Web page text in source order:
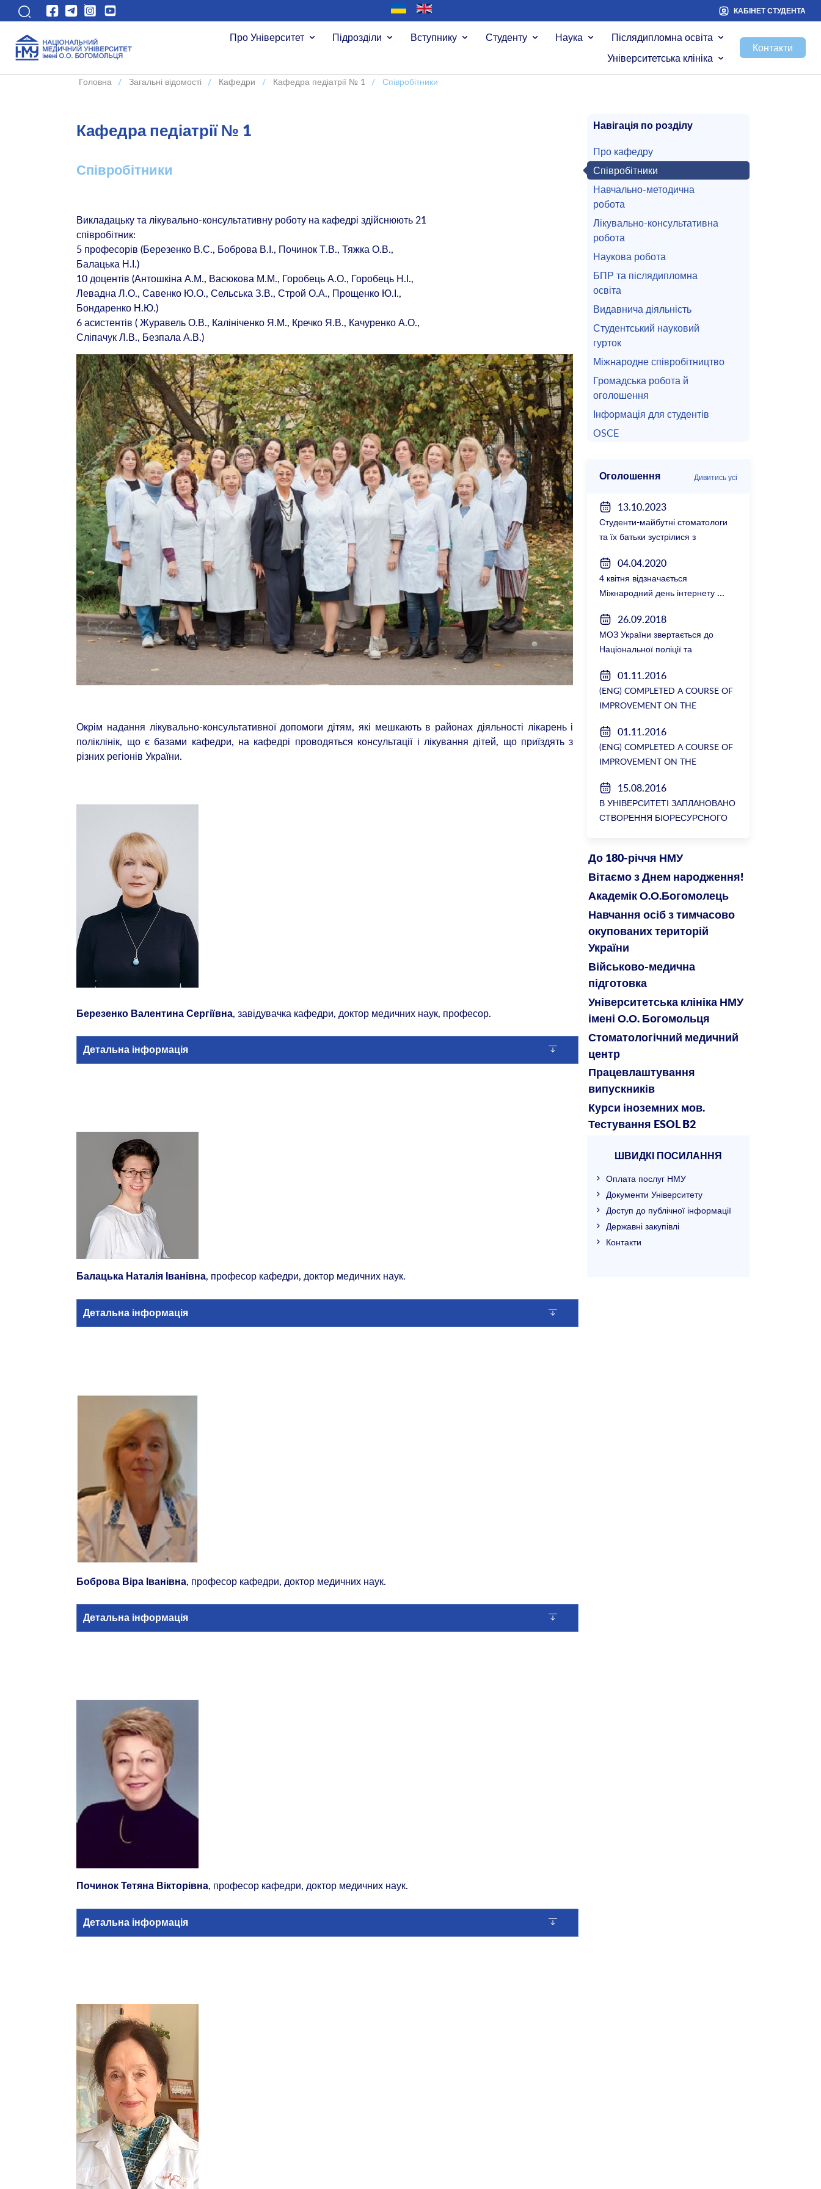
КАБІНЕТ СТУДЕНТА
Про Університет Підрозділи Вступнику Студенту Наука
Післядипломна освіта
Університетська клініка
Контакти
Головна / Загальні відомості / Кафедри / Кафедра педіатрії № 1 / Співробітники
Кафедра педіатрії № 1
Співробітники
Викладацьку та лікувально-консультативну роботу на кафедрі здійснюють 21
співробітник:
5 професорів (Березенко В.С., Боброва В.І., Починок Т.В., Тяжка О.В.,
Балацька Н.І.)
10 доцентів (Антошкіна А.М., Васюкова М.М., Горобець А.О., Горобець Н.І.,
Левадна Л.О., Савенко Ю.О., Сельська З.В., Строй О.А., Прощенко Ю.І.,
Бондаренко Н.Ю.)
6 асистентів ( Журавель О.В., Калініченко Я.М., Кречко Я.В., Качуренко А.О.,
Сліпачук Л.В., Безпала А.В.)
Окрім надання лікувально-консультативної допомоги дітям, які мешкають в районах діяльності лікарень і
поліклінік, що є базами кафедри, на кафедрі проводяться консультації і лікування дітей, що приїздять з
різних регіонів України.
Березенко Валентина Сергіївна, завідувачка кафедри, доктор медичних наук, професор.
Детальна інформація
Балацька Наталія Іванівна, професор кафедри, доктор медичних наук.
Детальна інформація
Боброва Віра Іванівна, професор кафедри, доктор медичних наук.
Детальна інформація
Починок Тетяна Вікторівна, професор кафедри, доктор медичних наук.
Детальна інформація
Навігація по розділу
Про кафедру
Співробітники
Навчально-методична
робота
Лікувально-консультативна
робота
Наукова робота
БПР та післядипломна
освіта
Видавнича діяльність
Студентський науковий
гурток
Міжнародне співробітництво
Громадська робота й
оголошення
Інформація для студентів
OSCE
Оголошення Дивитись усі
13.10.2023
Студенти-майбутні стоматологи
та їх батьки зустрілися з
04.04.2020
4 квітня відзначається
Міжнародний день інтернету
26.09.2018
МОЗ України звертається до
Національної поліції та
вимогою розслідування низки
зухвалих злочинів екс-ректорки
НМУ Катерини Амосової
01.11.2016
(ENG) COMPLETED A COURSE OF
IMPROVEMENT ON THE
SURGERY №2
01.11.2016
(ENG) COMPLETED A COURSE OF
IMPROVEMENT ON THE
SURGERY №2
15.08.2016
В УНІВЕРСИТЕТІ ЗАПЛАНОВАНО
СТВОРЕННЯ БІОРЕСУРСНОГО
До 180-річчя НМУ
Вітаємо з Днем народження!
Академік О.О.Богомолець
Навчання осіб з тимчасово
окупованих територій
України
Військово-медична
підготовка
Університетська клініка НМУ
імені О.О. Богомольця
Стоматологічний медичний
центр
Працевлаштування
випускників
Курси іноземних мов.
Тестування ESOL B2
ШВИДКІ ПОСИЛАННЯ
Оплата послуг НМУ
Документи Університету
Доступ до публічної інформації
Державні закупівлі
Контакти